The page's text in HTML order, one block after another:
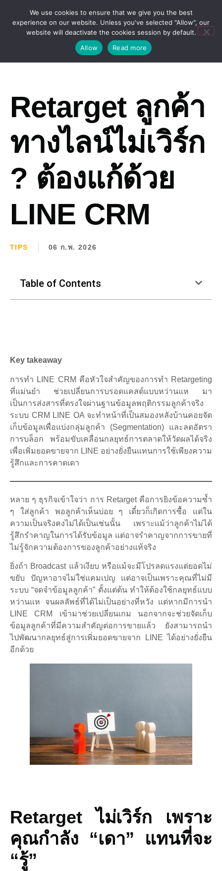
Retarget ลูกค้า
ทางไลน์ไม่เวิร์ก
? ต้องแก้ด้วย
LINE CRM
TIPS 06 ก.พ. 2026
Table of Contents
Key takeaway
การทำ LINE CRM คือหัวใจสำคัญของการทำ Retargeting
ที่แม่นยำ ช่วยเปลี่ยนการบรอดแคสต์แบบหว่านแห มา
เป็นการส่งสารที่ตรงใจผ่านฐานข้อมูลพฤติกรรมลูกค้าจริง
ระบบ CRM LINE OA จะทำหน้าที่เป็นสมองหลังบ้านคอยจัด
เก็บข้อมูลเพื่อแบ่งกลุ่มลูกค้า (Segmentation) และลดอัตรา
การบล็อก พร้อมขับเคลื่อนกลยุทธ์การตลาดให้วัดผลได้จริง
เพื่อเพิ่มยอดขายจาก LINE อย่างยั่งยืนแทนการใช้เพียงความ
รู้สึกและการคาดเดา
หลาย ๆ ธุรกิจเข้าใจว่า การ Retarget คือการยิงข้อความซ้ำ
ๆ ใส่ลูกค้า พอลูกค้าเห็นบ่อย ๆ เดี๋ยวก็เกิดการซื้อ แต่ใน
ความเป็นจริงคงไม่ได้เป็นเช่นนั้น เพราะแม้ว่าลูกค้าไม่ได้
รู้สึกรำคาญในการได้รับข้อมูล แต่อาจรำคาญจากการขายที่
ไม่รู้จักความต้องการของลูกค้าอย่างแท้จริง
ยิ่งถ้า Broadcast แล้วเงียบ หรือแม้จะมีโปรลดแรงแต่ยอดไม่
ขยับ ปัญหาอาจไม่ใช่แคมเปญ แต่อาจเป็นเพราะคุณที่ไม่มี
ระบบ “จดจำข้อมูลลูกค้า” ตั้งแต่ต้น ทำให้ต้องใช้กลยุทธ์แบบ
หว่านแห จนผลลัพธ์ที่ได้ไม่เป็นอย่างที่หวัง แต่หากมีการนำ
LINE CRM เข้ามาช่วยเปลี่ยนเกม นอกจากจะช่วยจัดเก็บ
ข้อมูลลูกค้าที่มีความสำคัญต่อการขายแล้ว ยังสามารถนำ
ไปพัฒนากลยุทธ์สู่การเพิ่มยอดขายจาก LINE ได้อย่างยั่งยืน
อีกด้วย
Retarget ไม่เวิร์ก เพราะ
คุณกำลัง “เดา” แทนที่จะ
“รู้”
We use cookies to ensure that we give you the best
experience on our website. Unless you've selected "Allow", our
website will deactivate the cookies session by default.
Allow
Read more